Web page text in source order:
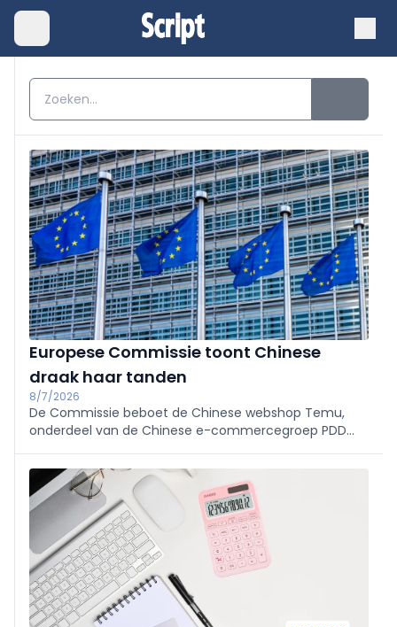
Europese Commissie toont Chinese
draak haar tanden
8/7/2026
De Commissie beboet de Chinese webshop Temu,
onderdeel van de Chinese e-commercegroep PDD
het licht op groen te zetten voor de overname van
het Duitse moederbedrijf van MediaMarkt door
JD.com.